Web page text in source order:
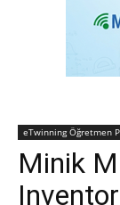
eTwinning Öğretmen
Minik